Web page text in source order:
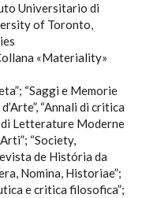
Universitario di
of Toronto,
«Materiality»
“Saggi e Memorie
“Annali di critica
di Letterature Moderne
“Society,
de História da
Nomina, Historiae”;
e critica filosofica”;